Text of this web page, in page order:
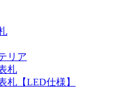
リア
札
札【LED仕様】